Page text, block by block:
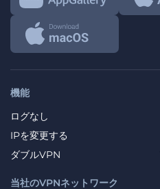
機能
ログなし
IPを変更する
ダブルVPN
当社のVPNネットワーク